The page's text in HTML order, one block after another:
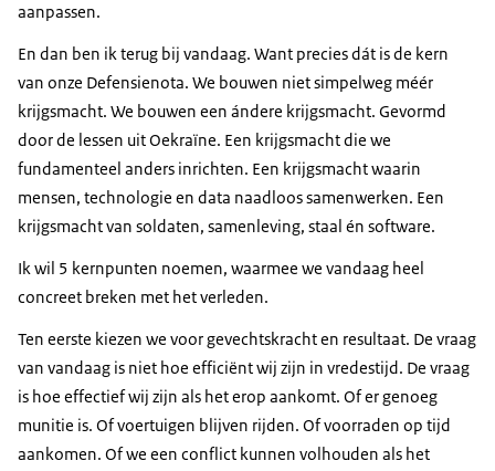
aanpassen.
En dan ben ik terug bij vandaag. Want precies dát is de kern
van onze Defensienota. We bouwen niet simpelweg méér
krijgsmacht. We bouwen een ándere krijgsmacht. Gevormd
door de lessen uit Oekraïne. Een krijgsmacht die we
fundamenteel anders inrichten. Een krijgsmacht waarin
mensen, technologie en data naadloos samenwerken. Een
krijgsmacht van soldaten, samenleving, staal én software.
Ik wil 5 kernpunten noemen, waarmee we vandaag heel
concreet breken met het verleden.
Ten eerste kiezen we voor gevechtskracht en resultaat. De vraag
van vandaag is niet hoe efficiënt wij zijn in vredestijd. De vraag
is hoe effectief wij zijn als het erop aankomt. Of er genoeg
munitie is. Of voertuigen blijven rijden. Of voorraden op tijd
aankomen. Of we een conflict kunnen volhouden als het